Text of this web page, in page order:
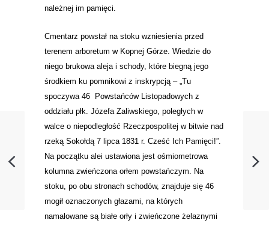
należnej im pamięci.
Cmentarz powstał na stoku wzniesienia przed
terenem arboretum w Kopnej Górze. Wiedzie do
niego brukowa aleja i schody, które biegną jego
środkiem ku pomnikowi z inskrypcją – „Tu
spoczywa 46 Powstańców Listopadowych z
oddziału płk. Józefa Zaliwskiego, poległych w
walce o niepodległość Rzeczpospolitej w bitwie nad
rzeką Sokołdą 7 lipca 1831 r. Cześć Ich Pamięci!”.
Na początku alei ustawiona jest ośmiometrowa
kolumna zwieńczona orłem powstańczym. Na
stoku, po obu stronach schodów, znajduje się 46
mogił oznaczonych głazami, na których
namalowane są białe orły i zwieńczone żelaznymi